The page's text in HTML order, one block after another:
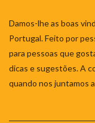
Damos-lhe as boas
Portugal. Feito por
para pessoas que
dicas e sugestões. A
quando nos juntamos